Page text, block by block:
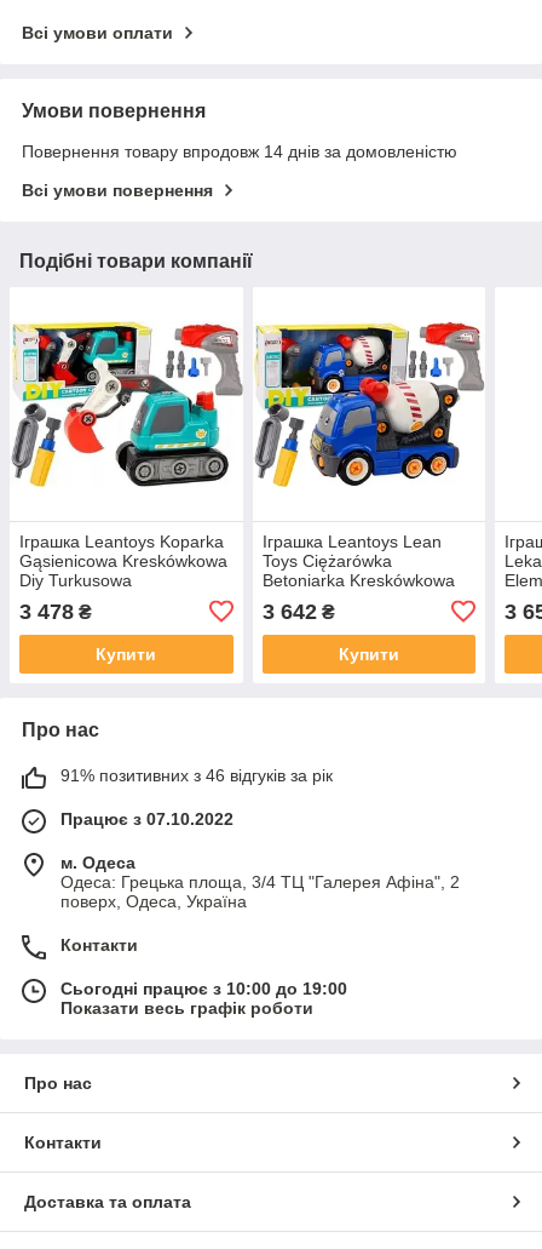
Всі умови оплати
Умови повернення
Повернення товару впродовж 14 днів за домовленістю
Всі умови повернення
Подібні товари компанії
Іграшка Leantoys Koparka
Gąsienicowa Kreskówkowa
Diy Turkusowa
3 478 ₴
Купити
Іграшка Leantoys Lean
Toys Ciężarówka
Betoniarka Kreskówkowa
Do Skręcania Diy Niebieska
3 642₴
Купити
3
Про нас
91% позитивних з 46 відгуків за рік
Працює з 07.10.2022
м. Одеса
Одеса: Грецька площа, 3/4 ТЦ "Галерея Афіна", 2
поверх, Одеса, Україна
Контакти
Сьогодні працює з 10:00 до 19:00
Показати весь графік роботи
Про нас
Контакти
Доставка та оплата